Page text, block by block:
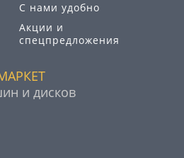
С нами удобно
Акции и
спецпредложения
и дисков